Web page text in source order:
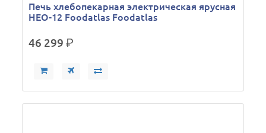
Печь хлебопекарная электрическая ярусная
HEO-12 Foodatlas Foodatlas
46 299р.